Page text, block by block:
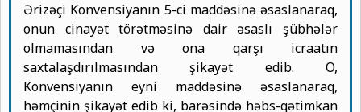
Ərizəçi Konvensiyanın 5-ci maddəsinə əsaslanaraq,
onun cinayət törətməsinə dair əsaslı şübhələr
olmamasından və ona qarşı icraatın
saxtalaşdırılmasından şikayət edib. O,
Konvensiyanın eyni maddəsinə əsaslanaraq,
həmçinin şikayət edib ki, barəsində həbs-qətimkan